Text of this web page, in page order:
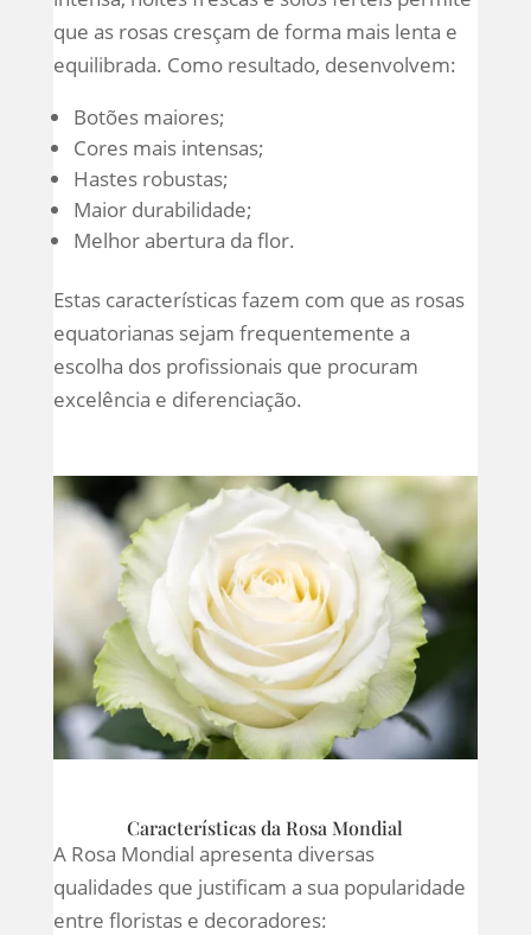
que as rosas cresçam de forma mais lenta e
equilibrada. Como resultado, desenvolvem:
Botões maiores;
Cores mais intensas;
Hastes robustas;
Maior durabilidade;
Melhor abertura da flor.
Estas características fazem com que as rosas
equatorianas sejam frequentemente a
escolha dos profissionais que procuram
excelência e diferenciação.
Características da Rosa Mondial
A Rosa Mondial apresenta diversas
qualidades que justificam a sua popularidade
entre floristas e decoradores: